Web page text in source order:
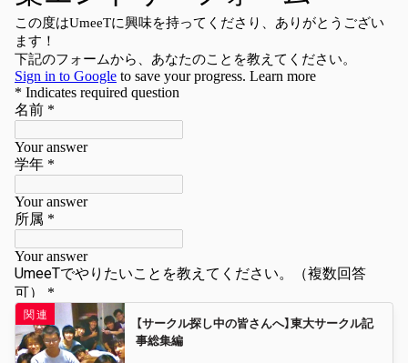
【サークル探し中の皆さんへ】東大サークル記
事総集編